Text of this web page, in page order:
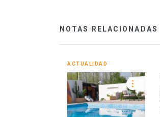
NOTAS RELACIONADAS
ACTUALIDAD